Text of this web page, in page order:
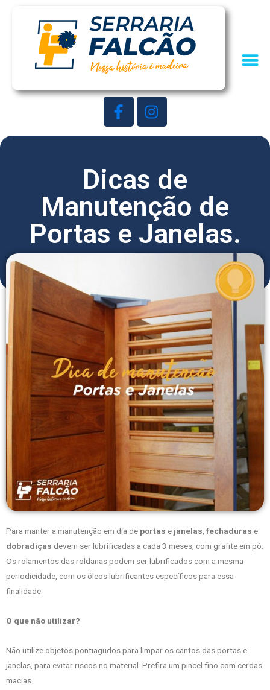
Dicas de
Manutenção de
Portas e Janelas.
Para manter a manutenção em dia de portas e janelas fechaduras e
dobradiças devem ser lubrificadas a cada 3 meses, com grafite em pó.
Os rolamentos das roldanas podem ser lubrificados com a mesma
periodicidade, com os óleos lubrificantes específicos para essa
finalidade.
O que não utilizar?
Não utilize objetos pontiagudos para limpar os cantos das portas e
janelas, para evitar riscos no material. Prefira um pincel fino com cerdas
macias.